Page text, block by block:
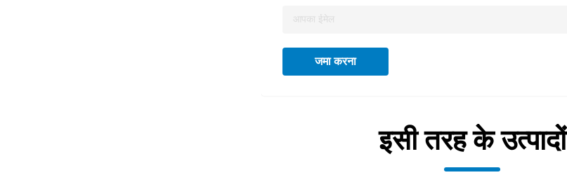
जमा करना
इसी तरह के उत्पादों